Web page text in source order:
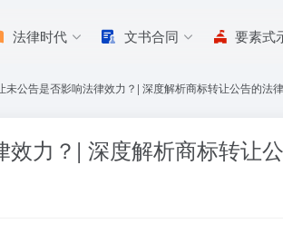
法律时代 文书合同 要素式
未公告是否影响法律效力？| 深度解析商标转让公告的法
力？| 深度解析商标转让